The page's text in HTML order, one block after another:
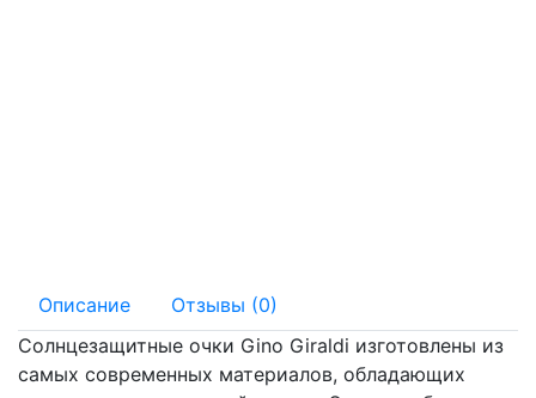
Описание
Отзывы (0)
Солнцезащитные очки Gino Giraldi изготовлены из
самых современных материалов, обладающих